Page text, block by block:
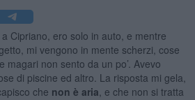
Cipriano, ero solo in auto, e mentre
mi vengono in mente scherzi, cose
magari non sento da un po’. Avevo
di piscine ed altro. La risposta mi gela,
che non è aria , e che non si tratta